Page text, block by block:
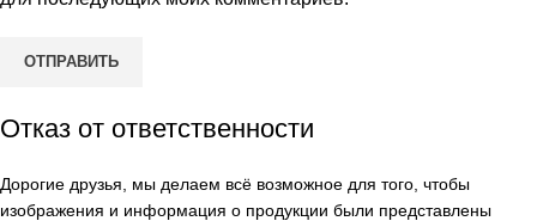
Отказ от ответственности
Дорогие друзья, мы делаем всё возможное для того, чтобы
изображения и информация о продукции были представлены